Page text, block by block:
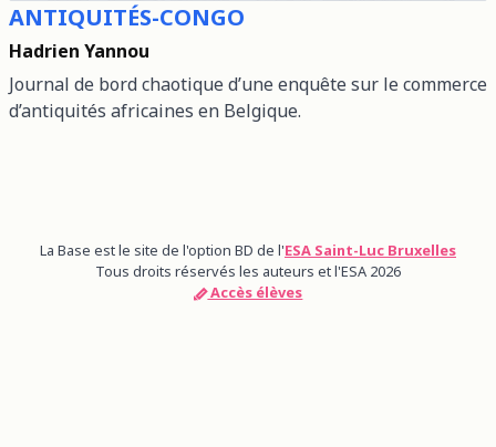
ANTIQUITÉS-CONGO
Hadrien Yannou
Journal de bord chaotique d’une enquête sur le commerce
d’antiquités africaines en Belgique.
La Base est le site de l'option BD de l'ESA Saint-Luc Bruxelles
Tous droits réservés les auteurs et l'ESA 2026
Accès élèves